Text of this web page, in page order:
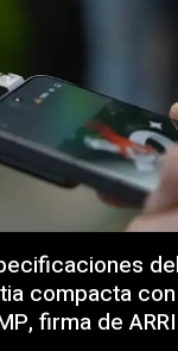
compacta
firma de